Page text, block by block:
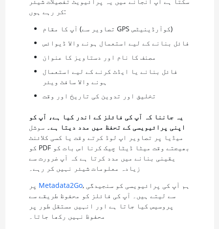
کر رہے ہوں:
آپ کا مقام (تصاویر سے GPS کوآرڈینیٹس)
فائل بنانے کے لیے استعمال ہونے والا ڈیوائس
مصنف کا نام اور دستاویز کا عنوان
فائل بنانے یا ایڈٹ کرنے کے لیے استعمال
ہونے والا سافٹ ویئر
تخلیق اور تدوین کی تاریخ اور وقت
یہ جاننا کہ آپ کی فائلز کے اندر کیا ہے، آپ کو
اپنی پرائیویسی کے تحفظ میں مدد دیتا ہے۔ سوشل
میڈیا پر تصاویر اپ لوڈ کرتے وقت یا کسی کلائنٹ
کو PDF بھیجتے وقت میٹا ڈیٹا چیک کرنا اس بات کو
یقینی بنانے میں مدد کرتا ہے کہ آپ ضرورت سے
زیادہ معلومات شیئر نہیں کر رہے۔
Metadata2Go, ہم آپ کی پرائیویسی کو سنجیدگی
سے لیتے ہیں۔ آپ کی فائلز کو محفوظ طریقے سے
پروسیس کیا جاتا ہے اور انہیں مستقل طور پر
محفوظ نہیں رکھا جاتا۔